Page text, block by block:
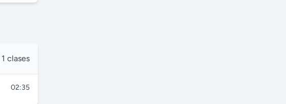
1 clases
02:35